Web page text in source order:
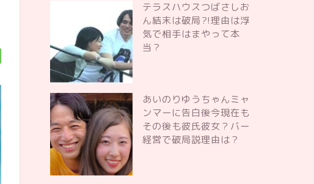
テラスハウスつばさしお
ん結末は破局?!理由は浮
気で相手はまやって本
当？
あいのりゆうちゃんミャ
ンマーに告白後今現在も
その後も彼氏彼女？バー
経営で破局説理由は？